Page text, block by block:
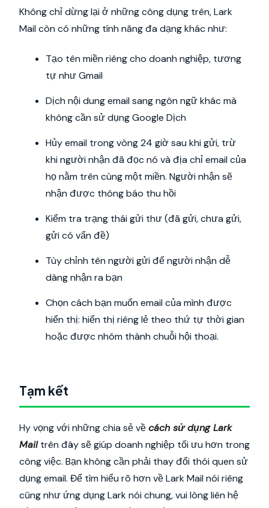
Không chỉ dừng lại ở những công dụng trên, Lark
Mail còn có những tính năng đa dạng khác như:
Tạo tên miền riêng cho doanh nghiệp, tương
tự như Gmail
Dịch nội dung email sang ngôn ngữ khác mà
không cần sử dụng Google Dịch
Hủy email trong vòng 24 giờ sau khi gửi, trừ
khi người nhận đã đọc nó và địa chỉ email của
họ nằm trên cùng một miền. Người nhận sẽ
nhận được thông báo thu hồi
Kiểm tra trạng thái gửi thư (đã gửi, chưa gửi,
gửi có vấn đề)
Tùy chỉnh tên người gửi để người nhận dễ
dàng nhận ra bạn
Chọn cách bạn muốn email của mình được
hiển thị: hiển thị riêng lẻ theo thứ tự thời gian
hoặc được nhóm thành chuỗi hội thoại.
Tạm kết
Hy vọng với những chia sẻ vềcách sử dụng Lark
Mailtrên đây sẽ giúp doanh nghiệp tối ưu hơn trong
công việc. Bạn không cần phải thay đổi thói quen sử
dụng email. Để tìm hiểu rõ hơn về Lark Mail nói riêng
cũng như ứng dụng Lark nói chung, vui lòng liên hệ